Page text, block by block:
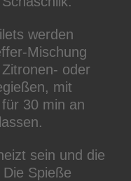
werden
Mischung
oder
mit
30 min an
sein und die
Spieße